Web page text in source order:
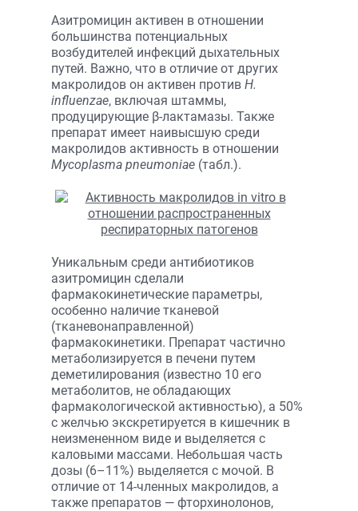
Азитромицин активен в отношении
большинства потенциальных
возбудителей инфекций дыхательных
путей. Важно, что в отличие от других
макролидов он активен против H.
influenzae, включая штаммы,
продуцирующие β-лактамазы. Также
препарат имеет наивысшую среди
макролидов активность в отношении
Mycoplasma pneumoniae (табл.).
Уникальным среди антибиотиков
азитромицин сделали
фармакокинетические параметры,
особенно наличие тканевой
(тканевонаправленной)
фармакокинетики. Препарат частично
метаболизируется в печени путем
деметилирования (известно 10 его
метаболитов, не обладающих
фармакологической активностью), а 50%
с желчью экскретируется в кишечник в
неизменeнном виде и выделяется с
каловыми массами. Небольшая часть
дозы (6–11%) выделяется с мочой. В
отличие от 14-членных макролидов, а
также препаратов — фторхинолонов,